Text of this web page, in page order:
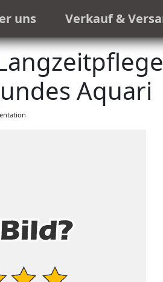
uns Verkauf &
Aquari